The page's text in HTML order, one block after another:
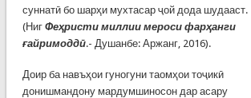
суннатӣ бо шарҳи мухтасар ҷой дода шудааст.
(Ниг Феҳристи миллии мероси фарҳанги
ғайримоддӣ.- Душанбе: Аржанг, 2016).
Доир ба навъҳои гуногуни таомҳои тоҷикӣ
донишмандону мардумшиносон дар асару